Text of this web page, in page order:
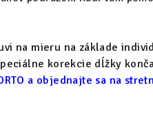
na mieru na základe
korekcie dĺžky
a objednajte sa na